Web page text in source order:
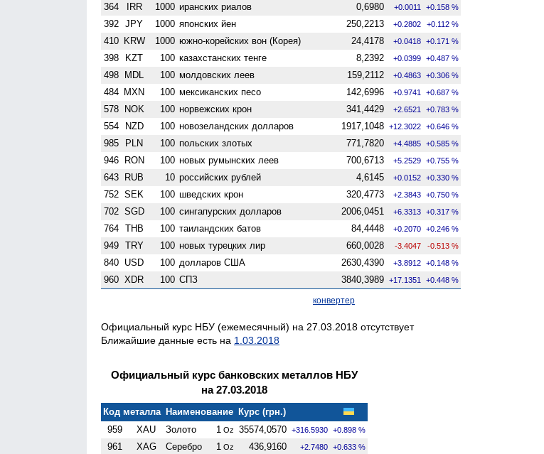
364 IRR 1000 иранских риалов 0,6980 +0.0011 +0.158 %
392 JPY 1000 японских йен 250,2213 +0.2802 +0.112 %
410 KRW 1000 южно-корейских вон (Корея) 24,4178 +0.0418 +0.171 %
398 KZT 100 казахстанских тенге 8,2392 +0.0399 +0.487 %
498 MDL 100 молдовских леев 159,2112 +0.4863 +0.306 %
484 MXN 100 мексиканских песо 142,6996 +0.9741 +0.687 %
578 NOK 100 норвежских крон 341,4429 +2.6521 +0.783 %
554 NZD 100 ново­зеландских долларов 1917,1048 +12.3022 +0.646 %
985 PLN 100 польских злотых 771,7820 +4.4885 +0.585 %
946 RON 100 новых румынских леев 700,6713 +5.2529 +0.755 %
643 RUB 10 российских рублей 4,6145 +0.0152 +0.330 %
752 SEK 100 шведских крон 320,4773 +2.3843 +0.750 %
702 SGD 100 сингапурских долларов 2006,0451 +6.3313 +0.317 %
764 THB 100 таиландских батов 84,4448 +0.2070 +0.246 %
949 TRY 100 новых турецких лир 660,0028 -3.4047 -0.513 %
840 USD 100 долларов США 2630,4390 +3.8912 +0.148 %
960 XDR 100 СПЗ 3840,3989 +17.1351 +0.448 %
конвертер
Официальный курс НБУ (ежемесячный) на 27.03.2018 отсутствует
Ближайшие данные есть на 1.03.2018
Официальный курс банковских металлов НБУ
на 27.03.2018
Код металла Наименование Курс (грн.)
959
XAU Золото 1 Oz 35574,0570 +316.5930 +0.898 %
961 XAG Серебро 1 Oz 436,9160 +2.7480 +0.633 %